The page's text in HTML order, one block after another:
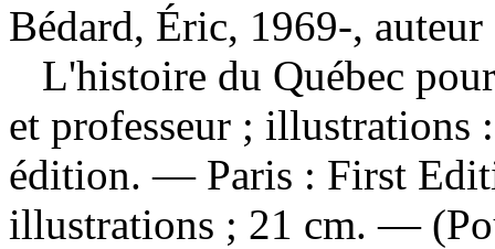
Bédard, Éric, 1969-, auteur
L'histoire du Québec
et professeur ;
édition. — Paris : First
illustrations ; 21 cm. —